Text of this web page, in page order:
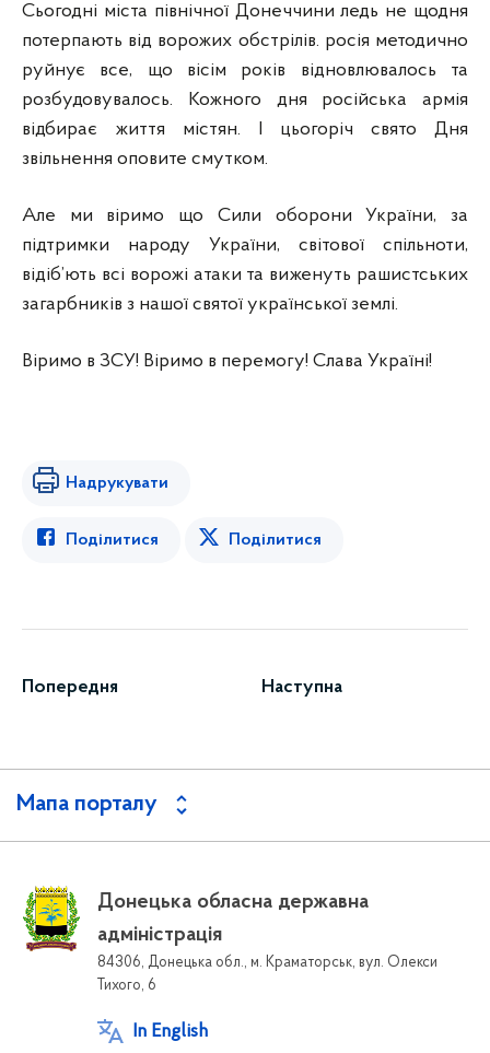
Сьогодні міста північної Донеччини ледь не щодня
потерпають від ворожих обстрілів. росія методично
руйнує все, що вісім років відновлювалось та
розбудовувалось. Кожного дня російська армія
відбирає життя містян. І цьогоріч свято Дня
звільнення оповите смутком.
Але ми віримо що Сили оборони України, за
підтримки народу України, світової спільноти,
відіб’ють всі ворожі атаки та виженуть рашистських
загарбників з нашої святої української землі.
Віримо в ЗСУ! Віримо в перемогу! Слава Україні!
Надрукувати
Поділитися Поділитися
Попередня Наступна
Мапа порталу
Донецька обласна державна
адміністрація
84306, Донецька обл., м. Краматорськ, вул. Олекси
Тихого, 6
In English